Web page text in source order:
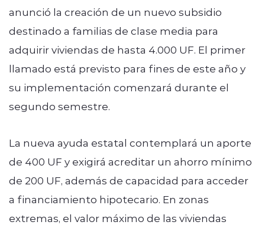
anunció la creación de un nuevo subsidio
destinado a familias de clase media para
adquirir viviendas de hasta 4.000 UF. El primer
llamado está previsto para fines de este año y
su implementación comenzará durante el
segundo semestre.
La nueva ayuda estatal contemplará un aporte
de 400 UF y exigirá acreditar un ahorro mínimo
de 200 UF, además de capacidad para acceder
a financiamiento hipotecario. En zonas
extremas, el valor máximo de las viviendas